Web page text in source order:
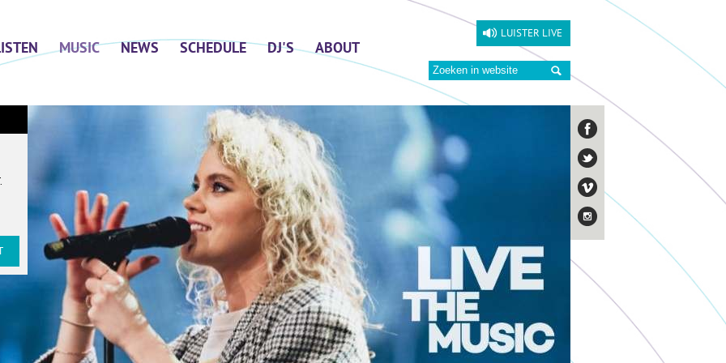
LUISTER LIVE
MUSIC NEWS SCHEDULE DJ'S ABOUT
Zoeken: